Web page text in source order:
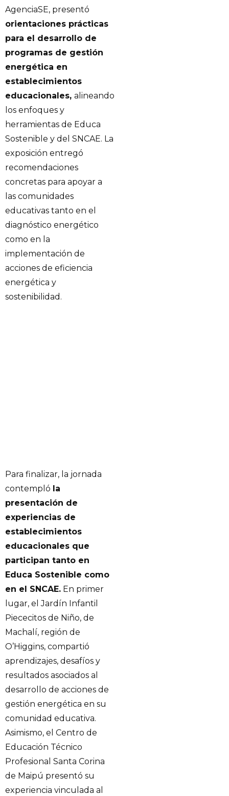
AgenciaSE, presentó
orientaciones prácticas
para el desarrollo de
programas de gestión
energética en
establecimientos
educacionales, alineando
los enfoques y
herramientas de Educa
Sostenible y del SNCAE. La
exposición entregó
recomendaciones
concretas para apoyar a
las comunidades
educativas tanto en el
diagnóstico energético
como en la
implementación de
acciones de eficiencia
energética y
sostenibilidad.
Para finalizar, la jornada
contempló la
presentación de
experiencias de
establecimientos
educacionales que
participan tanto en
Educa Sostenible como
en el SNCAE. En primer
lugar, el Jardín Infantil
Piececitos de Niño, de
Machalí, región de
O’Higgins, compartió
aprendizajes, desafíos y
resultados asociados al
desarrollo de acciones de
gestión energética en su
comunidad educativa.
Asimismo, el Centro de
Educación Técnico
Profesional Santa Corina
de Maipú presentó su
experiencia vinculada al